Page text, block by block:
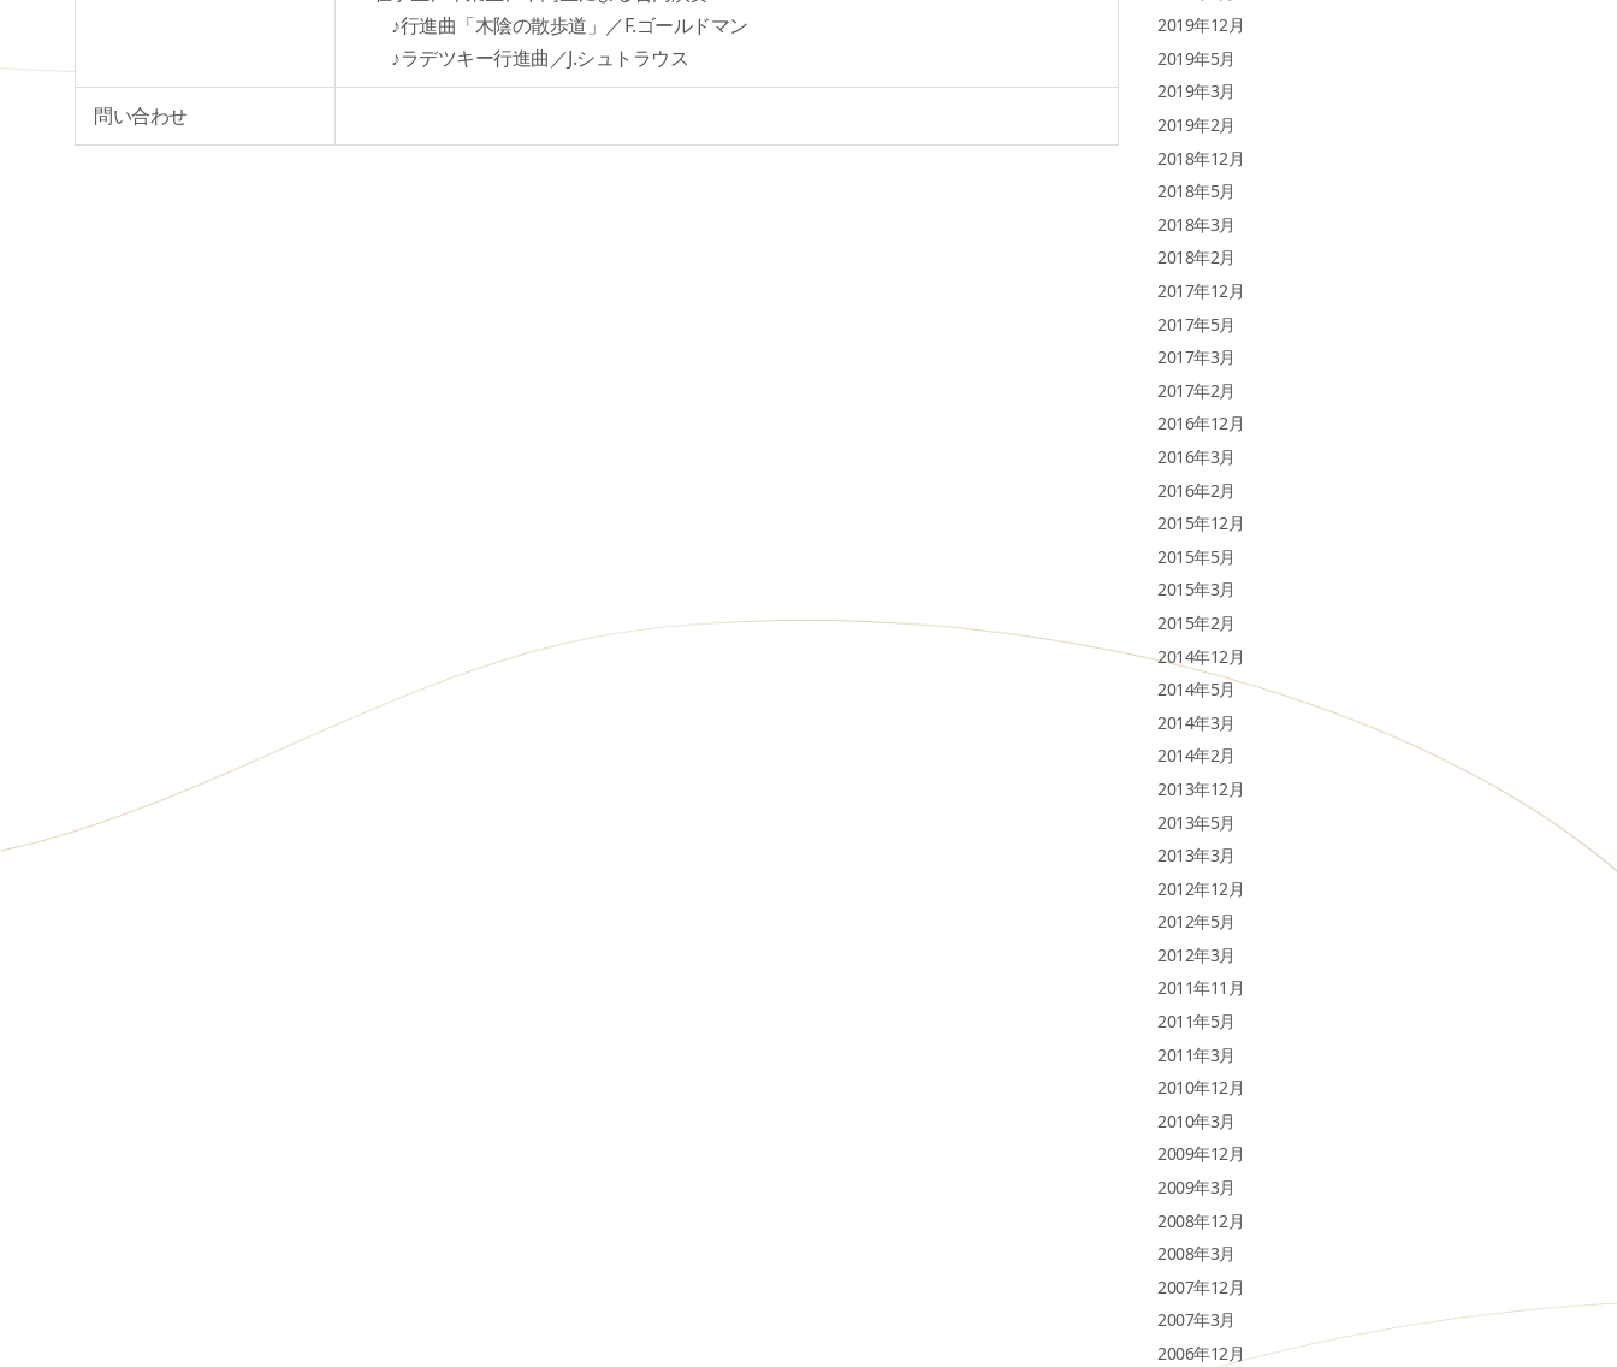
♪行進曲「木陰の散歩道」／F.ゴールドマン
♪ラデツキー行進曲／J.シュトラウス
問い合わせ
2019年12月
2019年5月
2019年3月
2019年2月
2018年12月
2018年5月
2018年3月
2018年2月
2017年12月
2017年5月
2017年3月
2017年2月
2016年12月
2016年3月
2016年2月
2015年12月
2015年5月
2015年3月
2015年2月
2014年12月
2014年5月
2014年3月
2014年2月
2013年12月
2013年5月
2013年3月
2012年12月
2012年5月
2012年3月
2011年11月
2011年5月
2011年3月
2010年12月
2010年3月
2009年12月
2009年3月
2008年12月
2008年3月
2007年12月
2007年3月
2006年12月